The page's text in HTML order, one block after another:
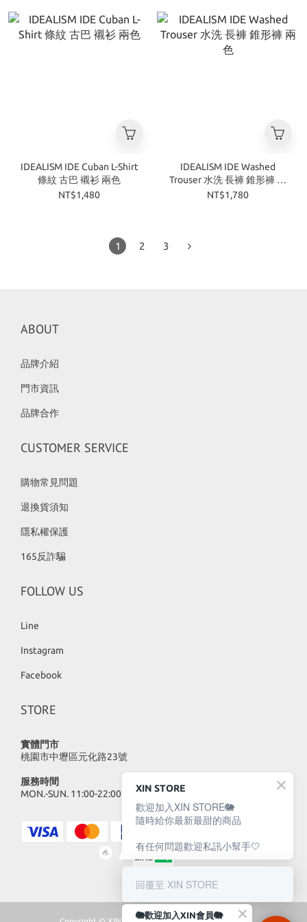
IDEALISM IDE Cuban L-Shirt
條紋 古巴 襯衫 兩色
NT$1,480
IDEALISM IDE Washed
Trouser 水洗 長褲 錐形褲 兩
色
NT$1,780
1 2 3
ABOUT
品牌介紹
門市資訊
品牌合作
CUSTOMER SERVICE
購物常見問題
退換貨須知
隱私權保護
165反詐騙
FOLLOW US
Line
Instagram
Facebook
STORE
實體門市
桃園市中壢區元化路23號
服務時間
MON.-SUN. 11:00-22:00
XIN STORE
歡迎加入XIN STORE🐘
隨時給你最新最甜的商品
有任何問題歡迎私訊小幫手🤍
回覆至 XIN STORE
🐘歡迎加入XIN會員🐘